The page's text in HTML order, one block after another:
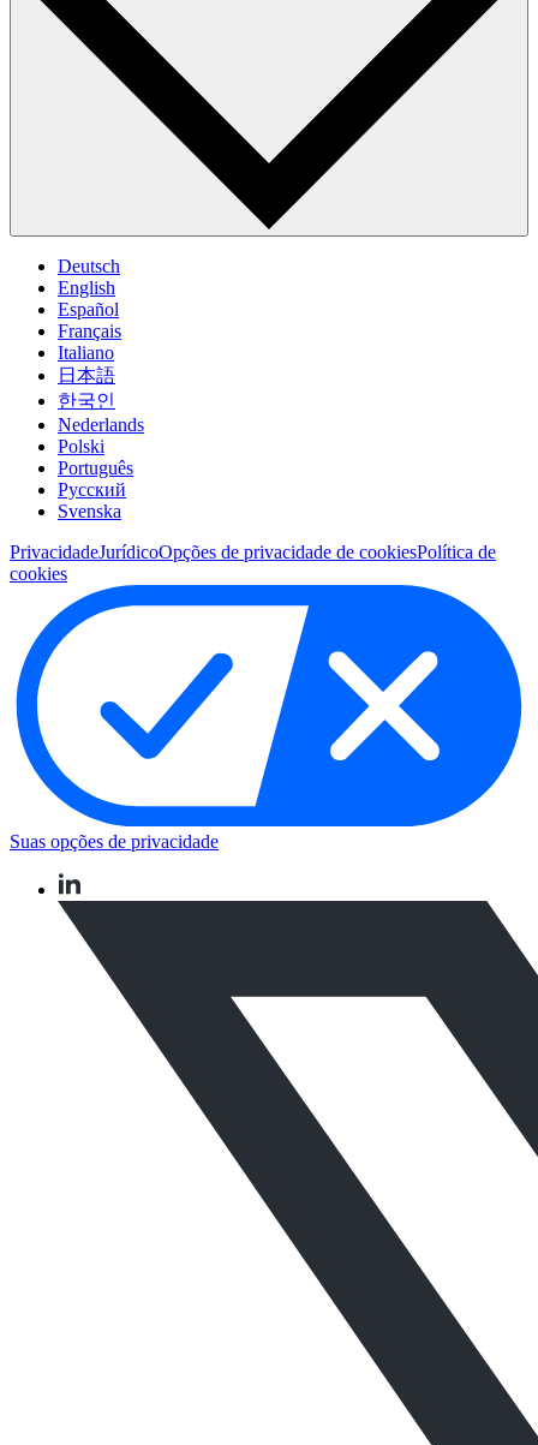
Deutsch
English
Español
Français
Italiano
日本語
한국인
Nederlands
Polski
Português
Pусский
Svenska
PrivacidadeJurídicoOpções de privacidade de cookiesPolítica de
cookies
Suas opções de privacidade